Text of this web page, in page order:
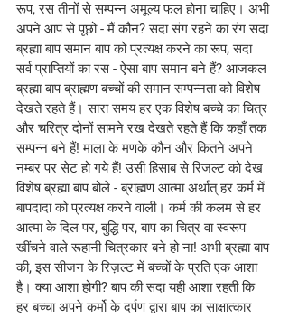
रूप, रस तीनों से सम्पन्न अमूल्य फल होना चाहिए। अभी
अपने आप से पूछो - मैं कौन? सदा संग रहने का रंग सदा
ब्रह्मा बाप समान बाप को प्रत्यक्ष करने का रूप, सदा
सर्व प्राप्तियों का रस - ऐसा बाप समान बने हैं? आजकल
ब्रह्मा बाप ब्राह्मण बच्चों की समान सम्पन्नता को विशेष
देखते रहते हैं। सारा समय हर एक विशेष बच्चे का चित्र
और चरित्र दोनों सामने रख देखते रहते हैं कि कहाँ तक
सम्पन्न बने हैं! माला के मणके कौन और कितने अपने
नम्बर पर सेट हो गये हैं! उसी हिसाब से रिजल्ट को देख
विशेष ब्रह्मा बाप बोले - ब्राह्मण आत्मा अर्थात् हर कर्म में
बापदादा को प्रत्यक्ष करने वाली। कर्म की कलम से हर
आत्मा के दिल पर, बुद्धि पर, बाप का चित्र वा स्वरूप
खींचने वाले रूहानी चित्रकार बने हो ना! अभी ब्रह्मा बाप
की, इस सीजन के रिज़ल्ट में बच्चों के प्रति एक आशा
है। क्या आशा होगी? बाप की सदा यही आशा रहती कि
हर बच्चा अपने कर्मो के दर्पण द्वारा बाप का साक्षात्कार